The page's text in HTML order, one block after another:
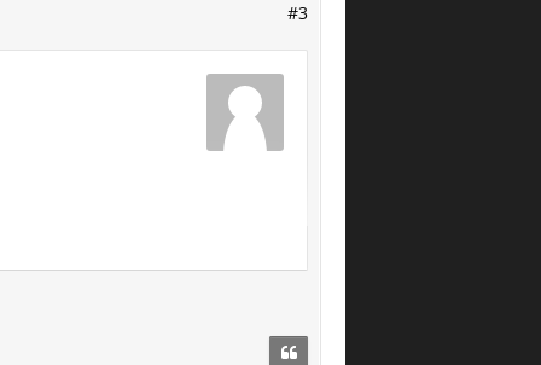
#3